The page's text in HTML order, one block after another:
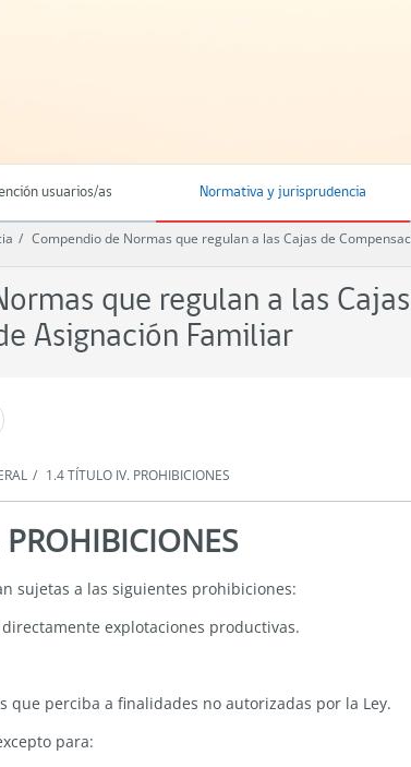
usuarios/as Normativa y jurisprudencia
Compendio de Normas que regulan a las Cajas de
que regulan a las
Asignación Familiar
1.4 TÍTULO IV. PROHIBICIONES
sujetas a las siguientes prohibiciones:
explotaciones productivas.
que perciba a finalidades no autorizadas por la Ley.
para: